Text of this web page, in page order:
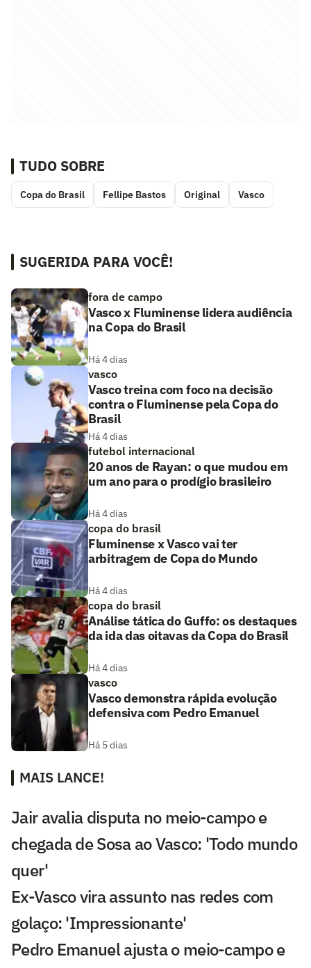
TUDO SOBRE
Copa do Brasil Fellipe Bastos Original Vasco
SUGERIDA PARA VOCÊ!
fora de campo
Vasco x Fluminense lidera audiência
na Copa do Brasil
Há 4 dias
vasco
Vasco treina com foco na decisão
contra o Fluminense pela Copa do
Brasil
Há 4 dias
futebol internacional
20 anos de Rayan: o que mudou em
um ano para o prodígio brasileiro
Há 4 dias
copa do brasil
Fluminense x Vasco vai ter
arbitragem de Copa do Mundo
Há 4 dias
copa do brasil
Análise tática do Guffo: os destaques
da ida das oitavas da Copa do Brasil
Há 4 dias
vasco
Vasco demonstra rápida evolução
defensiva com Pedro Emanuel
Há 5 dias
MAIS LANCE!
Jair avalia disputa no meio-campo e
chegada de Sosa ao Vasco: 'Todo mundo
quer'
Ex-Vasco vira assunto nas redes com
golaço: 'Impressionante'
Pedro Emanuel ajusta o meio-campo e